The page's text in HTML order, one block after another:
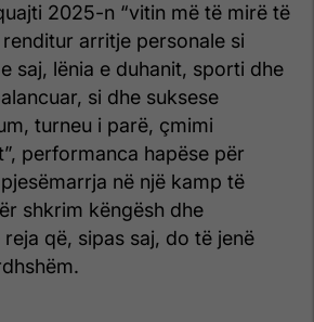
2025-n “vitin më të mirë të
renditur arritje personale si
saj, lënia e duhanit, sporti dhe
si dhe suksese
turneu i parë, çmimi
performanca hapëse për
në një kamp të
shkrim këngësh dhe
që, sipas saj, do të jenë